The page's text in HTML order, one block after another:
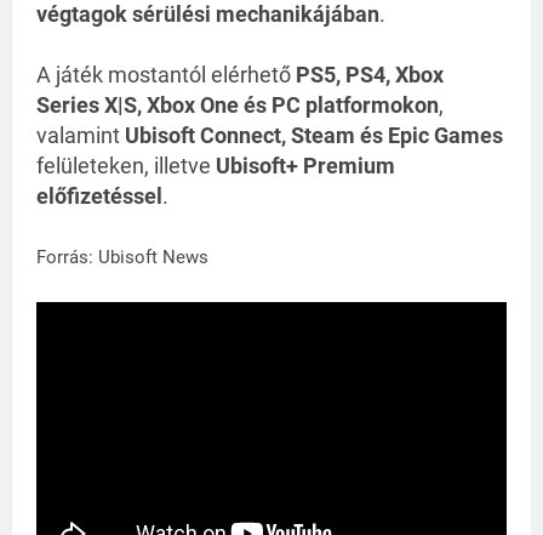
végtagok sérülési mechanikájában.
A játék mostantól elérhető PS5, PS4, Xbox
Series X|S, Xbox One és PC platformokon,
valamint Ubisoft Connect, Steam és Epic Games
felületeken, illetve Ubisoft+ Premium
előfizetéssel .
Forrás: Ubisoft News